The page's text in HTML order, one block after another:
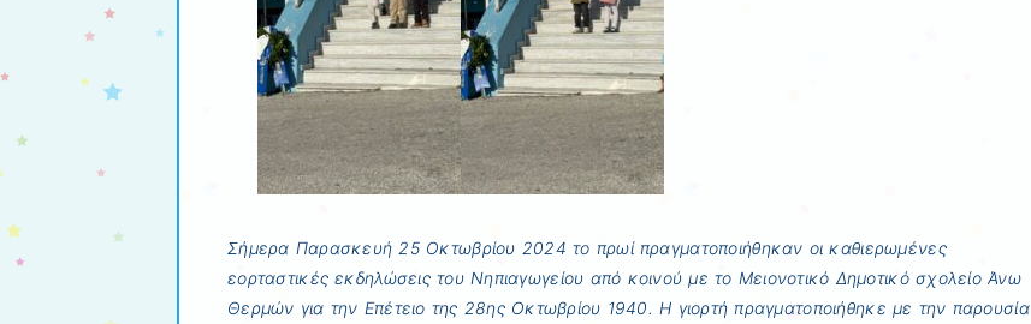
Σήμερα Παρασκευή 25 Οκτωβρίου 2024 το πρωί πραγματοποιήθηκαν οι καθιερωμένες
εορταστικές εκδηλώσεις του Νηπιαγωγείου από κοινού με το Μειονοτικό Δημοτικό σχολείο Άνω
Θερμών για την Επέτειο της 28ης Οκτωβρίου 1940. Η γιορτή πραγματοποιήθηκε με την παρουσία